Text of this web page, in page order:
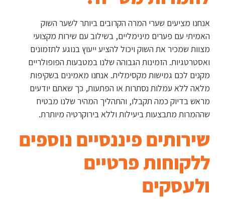
אנחנו מציעים שערי המרה הקרובים ביותר לשער השוק
האמיתי עם פערים מינימליים, בשילוב עם שירות מקצועי
מצוות שמכיר את השוק ויכול להציע ייעוץ בנוגע לתזמונים
ואסטרטגיות. הזמינות הגבוהה שלנו במטבעות הפופולריים
מקנים לכם גמישות מקסימלית. אנחנו מאמינים בשקיפות
מלאה ללא עמלות נסתרות או הפתעות, כך שאתם יודעים
מראש בדיוק כמה תקבלו, והתהליך המהיר שלנו מבטיח
שההמרות מתבצעות ביעילות וללא בירוקרטיה מיותרת.
שירותים פיננסיים נוספים
ללקוחות פרטיים
ולעסקים